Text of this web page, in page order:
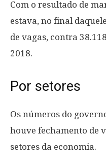
Com o resultado de
estava, no final
de vagas, contra
2018.
Por setores
Os números do
houve fechamento de
setores da economia.